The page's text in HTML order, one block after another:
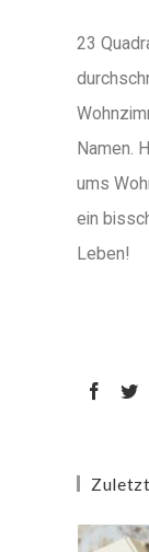
23
Namen.
ums
ein
Leben!
Zuletzt